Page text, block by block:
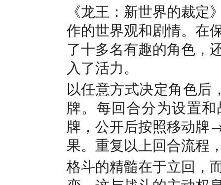
《龙王：新世界的裁
作的世界观和剧情。在
了十多名有趣的角色，
入了活力。
以任意方式决定角色后
牌。每回合分为设置
牌，公开后按照移动
果。重复以上回合流程
格斗的精髓在于立回，